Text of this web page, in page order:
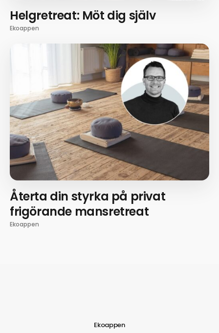
Helgretreat: Möt dig själv
Ekoappen
Återta din styrka på privat
frigörande mansretreat
Ekoappen
Ekoappen